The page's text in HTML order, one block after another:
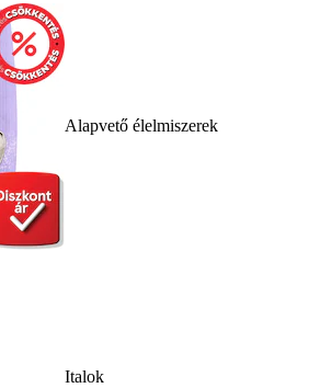
Alapvető élelmiszerek
Italok